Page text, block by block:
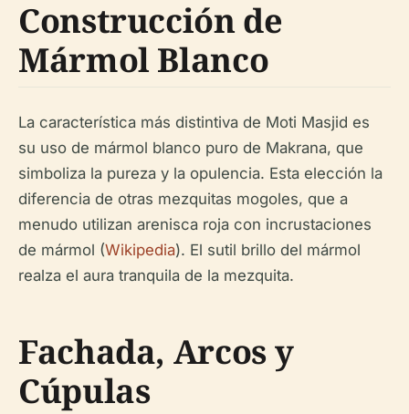
Construcción de
Mármol Blanco
La característica más distintiva de Moti Masjid es
su uso de mármol blanco puro de Makrana, que
simboliza la pureza y la opulencia. Esta elección la
diferencia de otras mezquitas mogoles, que a
menudo utilizan arenisca roja con incrustaciones
de mármol (Wikipedia). El sutil brillo del mármol
realza el aura tranquila de la mezquita.
Fachada, Arcos y
Cúpulas